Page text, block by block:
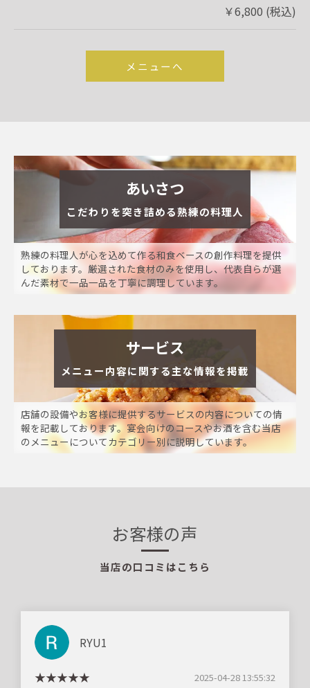
￥6,800 (税込)
メニューへ
あいさつ
こだわりを突き詰める熟練の料理人
熟練の料理人が心を込めて作る和食ベースの創作料理を提供
しております。厳選された食材のみを使用し、代表自らが選
んだ素材で一品一品を丁寧に調理しています。
サービス
メニュー内容に関する主な情報を掲載
店舗の設備やお客様に提供するサービスの内容についての情
報を記載しております。宴会向けのコースやお酒を含む当店
のメニューについてカテゴリー別に説明しています。
お客様の声
当店の口コミはこちら
RYU1
2025-04-28 13:55:32